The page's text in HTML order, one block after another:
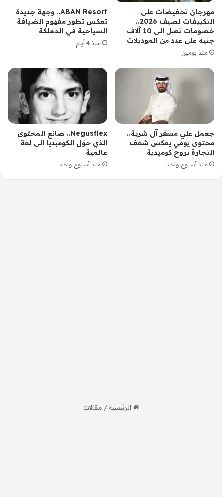
مهرجان تخفيضات على
التكييفات لصيف 2026..
خصومات تصل إلى 10 آلاف
جنيه على عدد من الموديلات
منذ يومين
ABAN Resort.. وجهة جديدة
تعكس تطور مفهوم الضيافة
السياحية في المملكة
منذ 4 أيام
جعمل علي مسفر آل شرية..
محتوى يومي يعكس شغف
التجارة بروح كوميدية
منذ أسبوع واحد
Negusflex.. صانع المحتوى
الذي حوّل الكوميديا إلى لغة
عالمية
منذ أسبوع واحد